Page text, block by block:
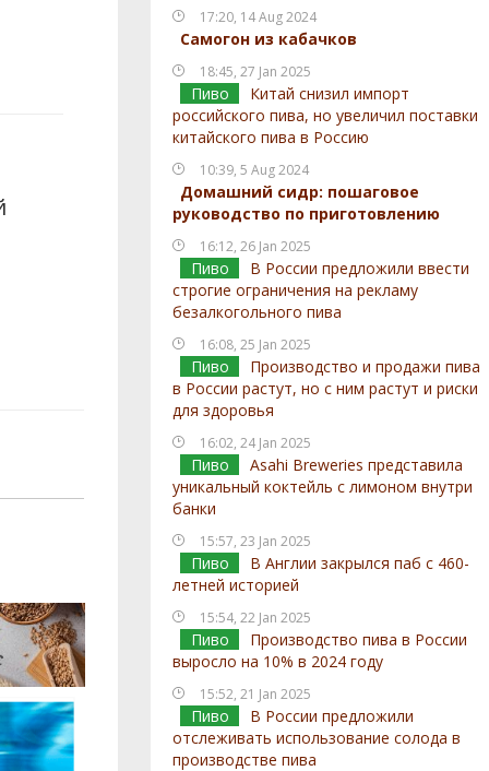
17:20, 14 Aug 2024
Самогон из кабачков
18:45, 27 Jan 2025
Пиво
Китай снизил импорт
российского пива, но увеличил поставки
китайского пива в Россию
10:39, 5 Aug 2024
Домашний сидр: пошаговое
руководство по приготовлению
16:12, 26 Jan 2025
Пиво
В России предложили ввести
строгие ограничения на рекламу
безалкогольного пива
16:08, 25 Jan 2025
Пиво
Производство и продажи пива
в России растут, но с ним растут и риски
для здоровья
16:02, 24 Jan 2025
Пиво
Asahi Breweries представила
уникальный коктейль с лимоном внутри
банки
15:57, 23 Jan 2025
Пиво
В Англии закрылся паб с 460-
летней историей
15:54, 22 Jan 2025
Пиво
Производство пива в России
выросло на 10% в 2024 году
15:52, 21 Jan 2025
Пиво
В России предложили
отслеживать использование солода в
производстве пива